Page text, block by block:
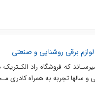
لوازم برقی روشنایی و صنعتی
که فروشگاه راد
و سالها تجربه به همراه